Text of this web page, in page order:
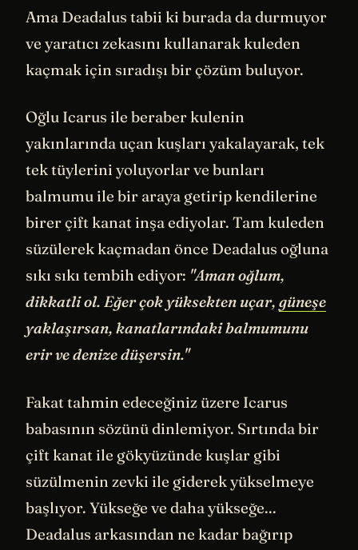
Ama Deadalus tabii ki burada da durmuyor
ve yaratıcı zekasını kullanarak kuleden
kaçmak için sıradışı bir çözüm buluyor.
Oğlu Icarus ile beraber kulenin
yakınlarında uçan kuşları yakalayarak, tek
tek tüylerini yoluyorlar ve bunları
balmumu ile bir araya getirip kendilerine
birer çift kanat inşa ediyolar. Tam kuleden
süzülerek kaçmadan önce Deadalus oğluna
sıkı sıkı tembih ediyor: "Aman oğlum,
dikkatli ol. Eğer çok yüksekten uçar, güneşe
yaklaşırsan, kanatlarındaki balmumunu
erir ve denize düşersin."
Fakat tahmin edeceğiniz üzere Icarus
babasının sözünü dinlemiyor. Sırtında bir
çift kanat ile gökyüzünde kuşlar gibi
süzülmenin zevki ile giderek yükselmeye
başlıyor. Yükseğe ve daha yükseğe...
Deadalus arkasından ne kadar bağırıp